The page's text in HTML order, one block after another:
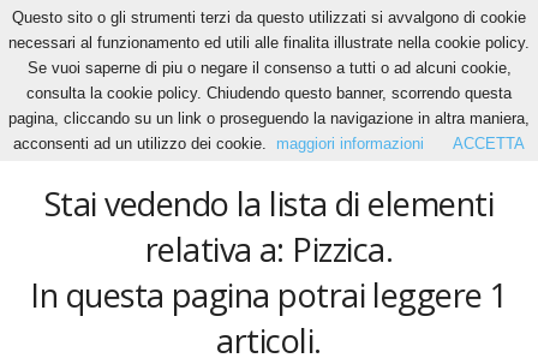
Home Tags Pizzica
Pizzica
Stai vedendo la lista di elementi
relativa a: Pizzica.
In questa pagina potrai leggere 1
articoli.
Questo sito o gli strumenti terzi da questo utilizzati si avvalgono di cookie
necessari al funzionamento ed utili alle finalita illustrate nella cookie policy.
Se vuoi saperne di piu o negare il consenso a tutti o ad alcuni cookie,
consulta la cookie policy. Chiudendo questo banner, scorrendo questa
pagina, cliccando su un link o proseguendo la navigazione in altra maniera,
acconsenti ad un utilizzo dei cookie.
maggiori informazioni ACCETTA